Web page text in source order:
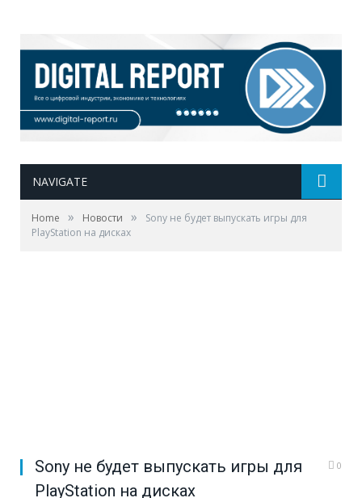
NAVIGATE
Home » Новости »
Sony не будет выпускать игры для
PlayStation на дисках
Sony не будет выпускать игры для
PlayStation на дисках
0